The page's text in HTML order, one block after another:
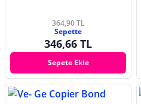
364,90 TL
Sepette
346,66 TL
Sepete Ekle